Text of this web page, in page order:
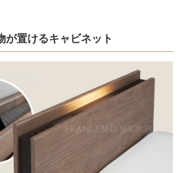
が置けるキャビネット